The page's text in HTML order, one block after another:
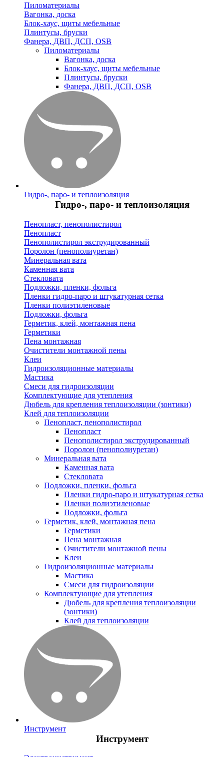
Пиломатериалы
Вагонка, доска
Блок-хаус, щиты мебельные
Плинтусы, бруски
Фанера, ДВП, ДСП, OSB
Пиломатериалы
Вагонка, доска
Блок-хаус, щиты мебельные
Плинтусы, бруски
Фанера, ДВП, ДСП, OSB
Гидро-, паро- и теплоизоляция
Гидро-, паро- и теплоизоляция
Пенопласт, пенополистирол
Пенопласт
Пенополистирол экструдированный
Поролон (пенополиуретан)
Минеральная вата
Каменная вата
Стекловата
Подложки, пленки, фольга
Пленки гидро-паро и штукатурная сетка
Пленки полиэтиленовые
Подложки, фольга
Герметик, клей, монтажная пена
Герметики
Пена монтажная
Очистители монтажной пены
Клеи
Гидроизоляционные материалы
Мастика
Смеси для гидроизоляции
Комплектующие для утепления
Дюбель для крепления теплоизоляции (зонтики)
Клей для теплоизоляции
Пенопласт, пенополистирол
Пенопласт
Пенополистирол экструдированный
Поролон (пенополиуретан)
Минеральная вата
Каменная вата
Стекловата
Подложки, пленки, фольга
Пленки гидро-паро и штукатурная сетка
Пленки полиэтиленовые
Подложки, фольга
Герметик, клей, монтажная пена
Герметики
Пена монтажная
Очистители монтажной пены
Клеи
Гидроизоляционные материалы
Мастика
Смеси для гидроизоляции
Комплектующие для утепления
Дюбель для крепления теплоизоляции
(зонтики)
Клей для теплоизоляции
Инструмент
Инструмент